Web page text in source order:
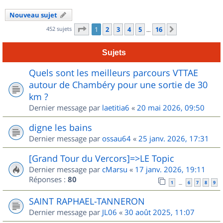
Nouveau sujet
452 sujets Page 1sur
1 2 3 4 5 … 16
Sujets
Quels sont les meilleurs parcours VTTAE
autour de Chambéry pour une sortie de 30
km ?
Dernier message par laetitia6 « 20 mai 2026, 09:50
digne les bains
Dernier message par ossau64 « 25 janv. 2026, 17:31
[Grand Tour du Vercors]=>LE Topic
Dernier message par cMarsu « 17 janv. 2026, 19:11
Réponses : 80 1 … 6 7 8 9
SAINT RAPHAEL-TANNERON
Dernier message par JL06 « 30 août 2025, 11:07